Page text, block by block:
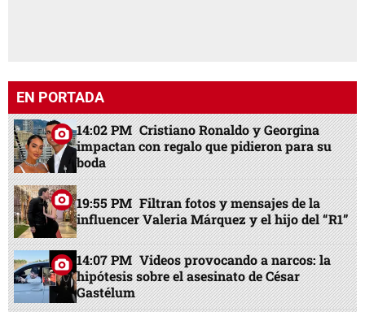
EN PORTADA
14:02 PM Cristiano Ronaldo y Georgina
impactan con regalo que pidieron para su
boda
19:55 PM Filtran fotos y mensajes de la
influencer Valeria Márquez y el hijo del “R1”
14:07 PM Videos provocando a narcos: la
hipótesis sobre el asesinato de César
Gastélum